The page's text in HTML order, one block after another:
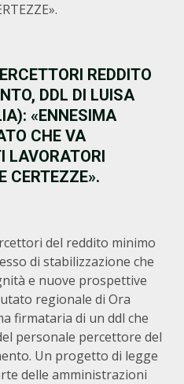
REDDITO
DDL DI LUISA
«ENNESIMA
CHE VA
LAVORATORI
CERTEZZE».
del reddito minimo
di stabilizzazione che
e nuove prospettive
regionale di Ora
firmataria di un ddl che
personale percettore del
Un progetto di legge
delle amministrazioni